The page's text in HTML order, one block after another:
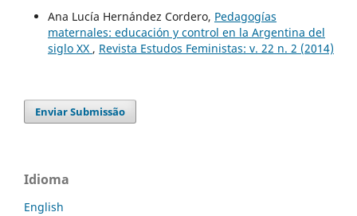
Ana Lucía Hernández Cordero, Pedagogías
maternales: educación y control en la Argentina del
siglo XX , Revista Estudos Feministas: v. 22 n. 2 (2014)
Enviar Submissão
Idioma
English